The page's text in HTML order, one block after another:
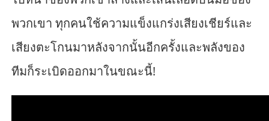
พวกเขา ทุกคนใช้ความแข็งแกร่งเสียงเชียร์และ
เสียงตะโกนมาหลังจากนั้นอีกครั้งและพลังของ
ทีมก็ระเบิดออกมาในขณะนี้!